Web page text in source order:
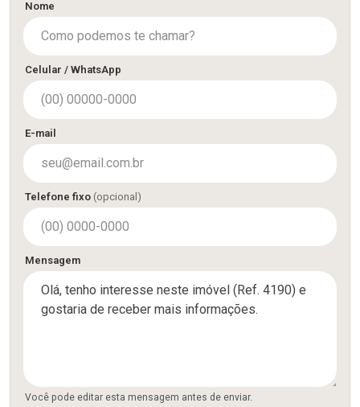
Nome
Celular / WhatsApp
E-mail
Telefone fixo (opcional)
Mensagem
Você pode editar esta mensagem antes de enviar.